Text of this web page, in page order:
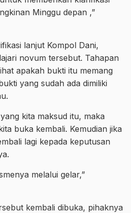
Minggu depan ,”
lanjut Kompol Dani,
novum tersebut. Tahapan
apakah bukti itu memang
yang sudah ada dimiliki
kita maksud itu, maka
buka kembali. Kemudian jika
lagi kepada keputusan
melalui gelar,”
kembali dibuka, pihaknya